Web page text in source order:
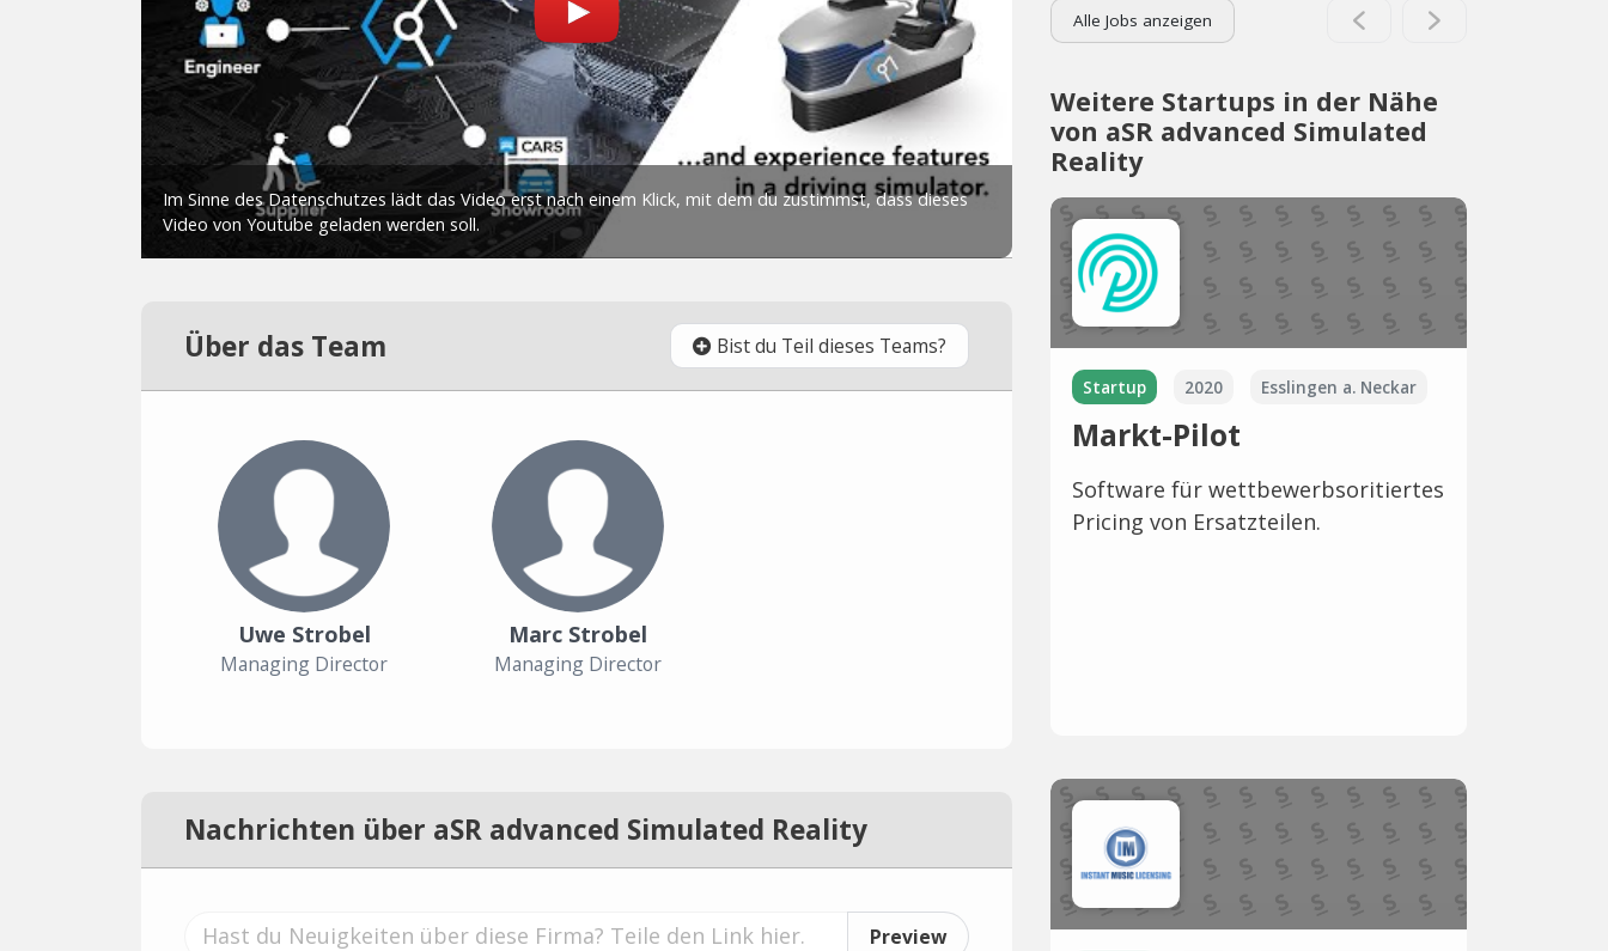
Über das Team Bist du Teil dieses Teams?
Uwe Strobel
Managing Director
Marc Strobel
Managing Director
Nachrichten über aSR advanced Simulated Reality
Preview
Alle Jobs anzeigen
Weitere Startups in der Nähe
von aSR advanced Simulated
Reality
Startup 2020 Esslingen a. Neckar
Markt-Pilot
Software für wettbewerbsoritiertes
Pricing von Ersatzteilen.